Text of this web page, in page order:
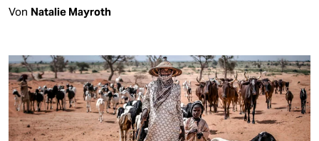
Von Natalie Mayroth